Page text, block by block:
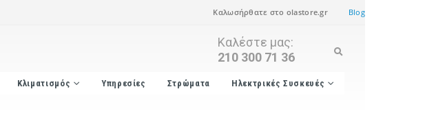
Καλωσήρθατε στο olastore.gr Blog
Καλέστε μας:
210 300 71 36
Κλιματισμός Υπηρεσίες Στρώματα Ηλεκτρικές Συσκευές